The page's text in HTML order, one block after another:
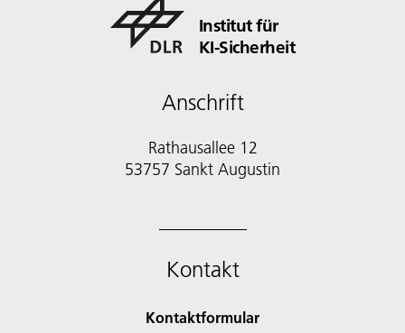
Institut für
KI-Sicherheit
Anschrift
Rathausallee 12
53757 Sankt Augustin
Kontakt
Kontaktformular